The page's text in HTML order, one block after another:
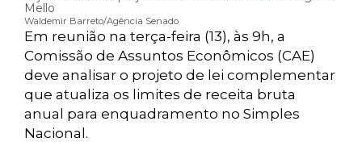
Mello
Waldemir Barreto/Agência Senado
Em reunião na terça-feira (13), às 9h, a
Comissão de Assuntos Econômicos (CAE)
deve analisar o projeto de lei complementar
que atualiza os limites de receita bruta
anual para enquadramento no Simples
Nacional.